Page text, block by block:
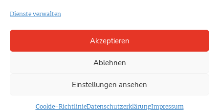
Dienste verwalten
Akzeptieren
Ablehnen
Einstellungen ansehen
Cookie-RichtlinieDatenschutzerklärungImpressum
Impressum
Cookie-Richtlinie